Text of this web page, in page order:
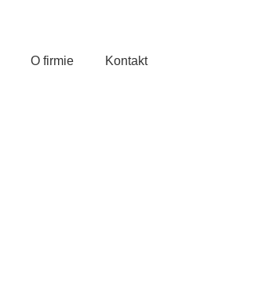
O firmie Kontakt